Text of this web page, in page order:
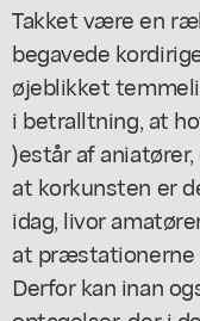
Takket være en
begavede
øjeblikket
i betralltning, at
)estår af
at korkunsten er
idag, livor
at præstationerne
Derfor kan inan